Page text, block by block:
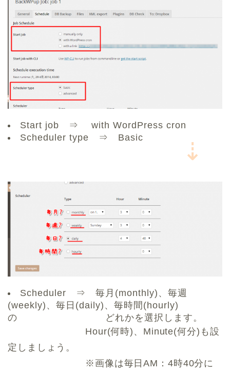
Start job ⇒ with WordPress cron
Scheduler type ⇒ Basic
⇣
Scheduler ⇒ 毎月(monthly)、毎週
(weekly)、毎日(daily)、毎時間(hourly)
の どれかを選択します。
Hour(何時)、Minute(何分)も設
定しましょう。
※画像は毎日AM：4時40分に